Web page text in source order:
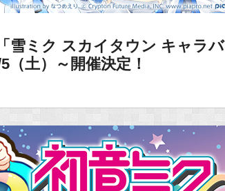
雪ミク スカイタウン キャラバ
土）～開催決定！